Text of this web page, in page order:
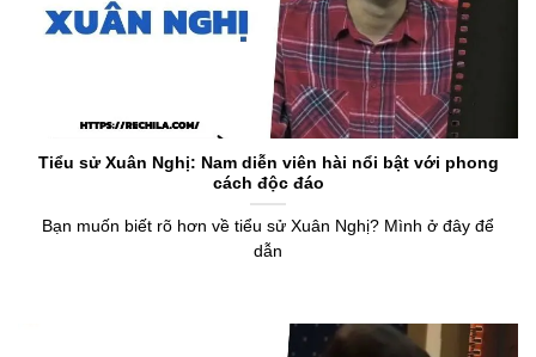
Tiểu sử Xuân Nghị: Nam diễn viên hài nổi bật với phong
cách độc đáo
Bạn muốn biết rõ hơn về tiểu sử Xuân Nghị? Mình ở đây để
dẫn